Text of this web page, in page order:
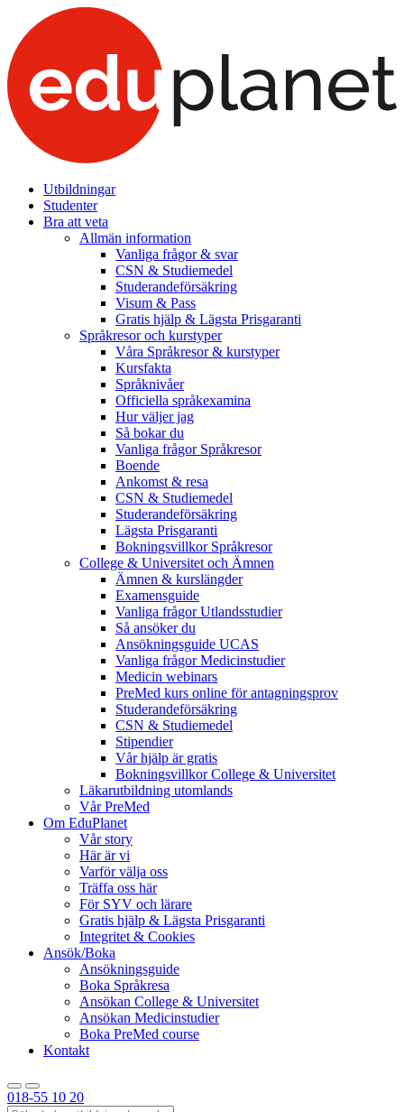
Utbildningar
Studenter
Bra att veta
Allmän information
Vanliga frågor & svar
CSN & Studiemedel
Studerandeförsäkring
Visum & Pass
Gratis hjälp & Lägsta Prisgaranti
Språkresor och kurstyper
Våra Språkresor & kurstyper
Kursfakta
Språknivåer
Officiella språkexamina
Hur väljer jag
Så bokar du
Vanliga frågor Språkresor
Boende
Ankomst & resa
CSN & Studiemedel
Studerandeförsäkring
Lägsta Prisgaranti
Bokningsvillkor Språkresor
College & Universitet och Ämnen
Ämnen & kurslängder
Examensguide
Vanliga frågor Utlandsstudier
Så ansöker du
Ansökningsguide UCAS
Vanliga frågor Medicinstudier
Medicin webinars
PreMed kurs online för antagningsprov
Studerandeförsäkring
CSN & Studiemedel
Stipendier
Vår hjälp är gratis
Bokningsvillkor College & Universitet
Läkarutbildning utomlands
Vår PreMed
Om EduPlanet
Vår story
Här är vi
Varför välja oss
Träffa oss här
För SYV och lärare
Gratis hjälp & Lägsta Prisgaranti
Integritet & Cookies
Ansök/Boka
Ansökningsguide
Boka Språkresa
Ansökan College & Universitet
Ansökan Medicinstudier
Boka PreMed course
Kontakt
018-55 10 20